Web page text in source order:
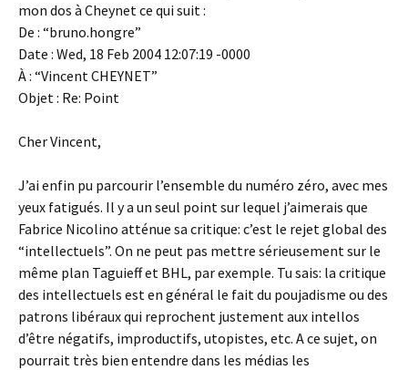
mon dos à Cheynet ce qui suit :
De : “bruno.hongre”
Date : Wed, 18 Feb 2004 12:07:19 -0000
À : “Vincent CHEYNET”
Objet : Re: Point
Cher Vincent,
J’ai enfin pu parcourir l’ensemble du numéro zéro, avec mes
yeux fatigués. Il y a un seul point sur lequel j’aimerais que
Fabrice Nicolino atténue sa critique: c’est le rejet global des
“intellectuels”. On ne peut pas mettre sérieusement sur le
même plan Taguieff et BHL, par exemple. Tu sais: la critique
des intellectuels est en général le fait du poujadisme ou des
patrons libéraux qui reprochent justement aux intellos
d’être négatifs, improductifs, utopistes, etc. A ce sujet, on
pourrait très bien entendre dans les médias les